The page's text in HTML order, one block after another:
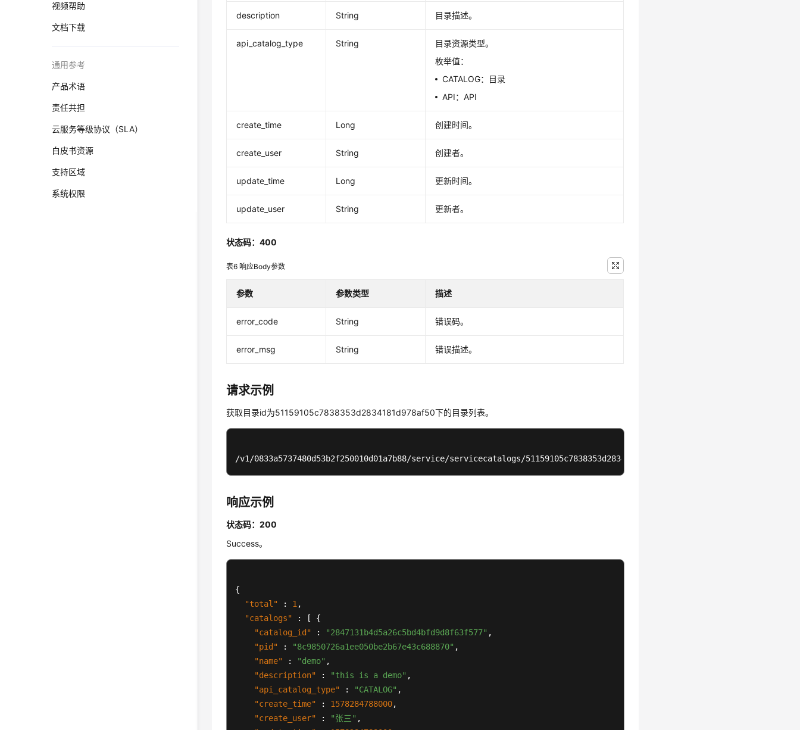
视频帮助
文档下载
通用参考
产品术语
责任共担
云服务等级协议（SLA）
白皮书资源
支持区域
系统权限
description String 目录描述。
api_catalog_type String
目录资源类型。
枚举值：
CATALOG：目录
API：API
create_time Long 创建时间。
create_user String 创建者。
update_time Long 更新时间。
update_user String 更新者。
状态码：400
表6响应Body参数
参数 参数类型 描述
error_code String 错误码。
error_msg String 错误描述。
请求示例
获取目录id为51159105c7838353d2834181d978af50下的目录列表。
/v1/0833a5737480d53b2f250010d01a7b88/service/servicecatalogs/51159105c7838353d2834181d978af50/catalogs
响应示例
状态码：200
Success。
{
"total"
: 1 ,
"catalogs"
: [
{
"catalog_id"
: "2847131b4d5a26c5bd4bfd9d8f63f577" ,
"pid"
: "8c9850726a1ee050be2b67e43c688870" ,
"name"
: "demo" ,
"description"
: "this is a demo" ,
"api_catalog_type"
: "CATALOG" ,
"create_time"
: 1578284788000,
"create_user"
: "张三" ,